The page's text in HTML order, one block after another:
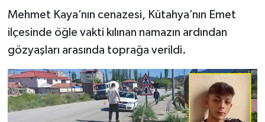
Mehmet Kaya’nın cenazesi, Kütahya’nın Emet
ilçesinde öğle vakti kılınan namazın ardından
gözyaşları arasında toprağa verildi.